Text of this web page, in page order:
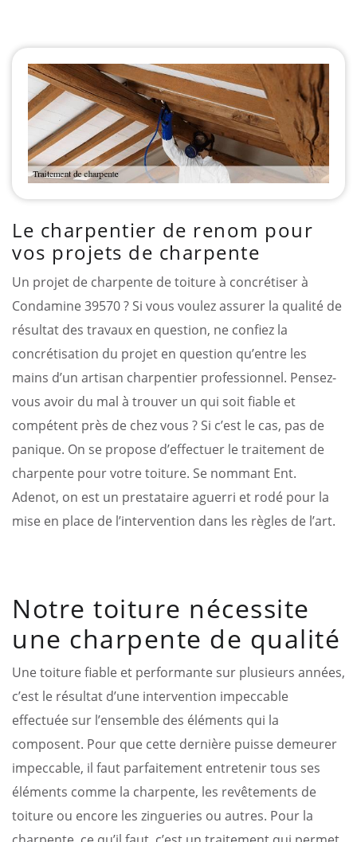
Le charpentier de renom pour
vos projets de charpente
Un projet de charpente de toiture à concrétiser à
Condamine 39570 ? Si vous voulez assurer la qualité de
résultat des travaux en question, ne confiez la
concrétisation du projet en question qu’entre les
mains d’un artisan charpentier professionnel. Pensez-
vous avoir du mal à trouver un qui soit fiable et
compétent près de chez vous ? Si c’est le cas, pas de
panique. On se propose d’effectuer le traitement de
charpente pour votre toiture. Se nommant Ent.
Adenot, on est un prestataire aguerri et rodé pour la
mise en place de l’intervention dans les règles de l’art.
Notre toiture nécessite
une charpente de qualité
Une toiture fiable et performante sur plusieurs années,
c’est le résultat d’une intervention impeccable
effectuée sur l’ensemble des éléments qui la
composent. Pour que cette dernière puisse demeurer
impeccable, il faut parfaitement entretenir tous ses
éléments comme la charpente, les revêtements de
toiture ou encore les zingueries ou autres. Pour la